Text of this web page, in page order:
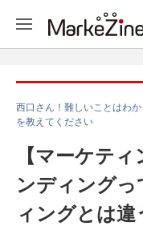
西口さん！難しいことはわ
を教えてください
【マーケテ
ンディング
ィングとは違